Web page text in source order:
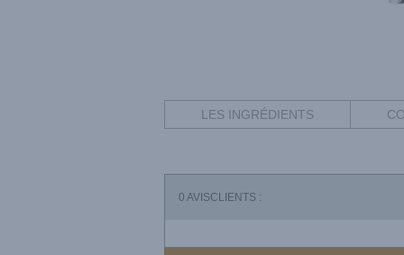
LES INGRÉDIENTS
0 AVISCLIENTS :